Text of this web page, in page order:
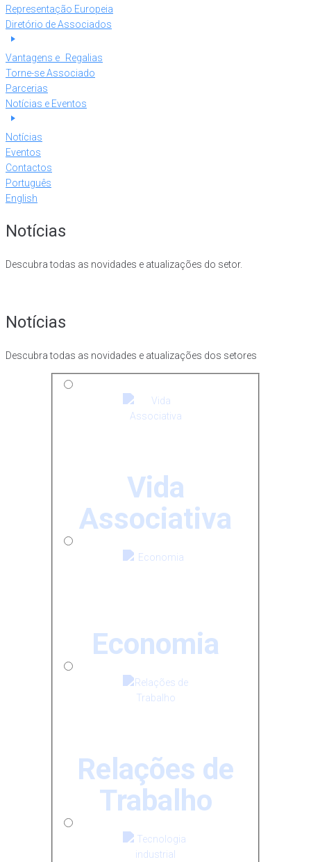
Representação Europeia
Diretório de Associados
Vantagens e Regalias
Torne-se Associado
Parcerias
Notícias e Eventos
Notícias
Eventos
Contactos
Português
English
Notícias
Descubra todas as novidades e atualizações do setor.
Notícias
Descubra todas as novidades e atualizações dos setores
Vida
Associativa
Economia
Relações de
Trabalho